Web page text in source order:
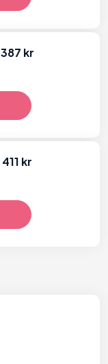
387 kr
411 kr